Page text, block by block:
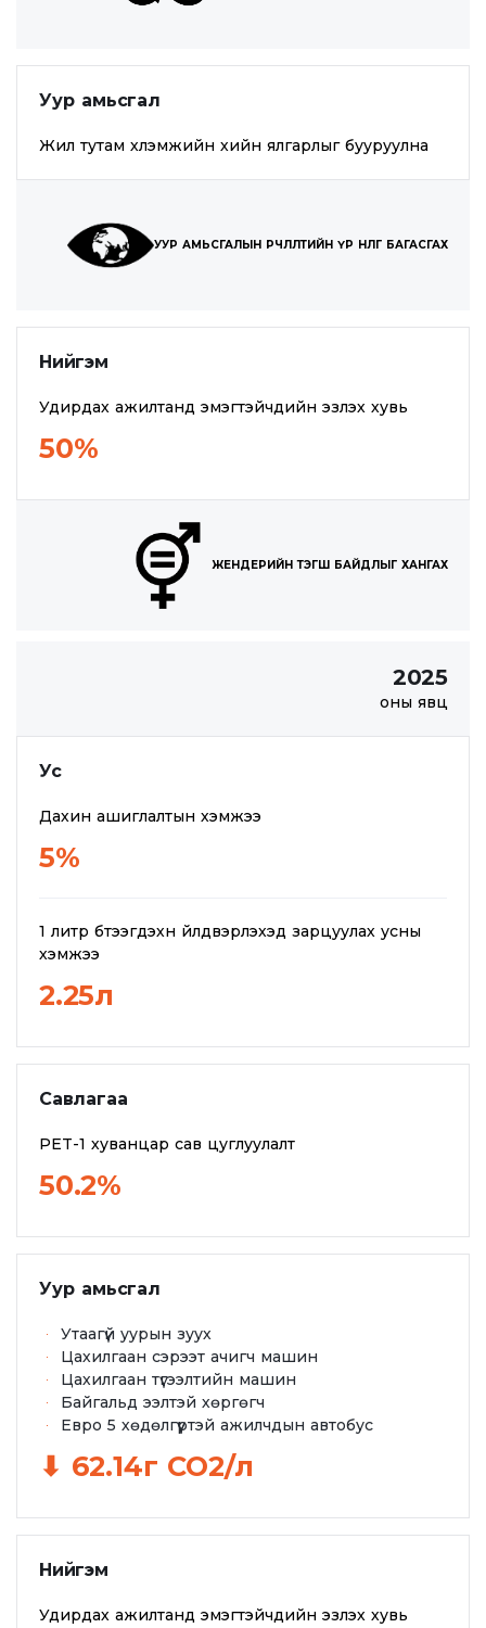
Уур амьсгал
Жил тутам хүлэмжийн хийн ялгарлыг бууруулна
УУР АМЬСГАЛЫН ӨӨРЧЛӨЛТИЙН ҮР НӨЛӨӨГ БАГАСГАХ
Нийгэм
Удирдах ажилтанд эмэгтэйчүүдийн эзлэх хувь
50%
ЖЕНДЕРИЙН ТЭГШ БАЙДЛЫГ ХАНГАХ
2025
оны явц
Ус
Дахин ашиглалтын хэмжээ
5%
1 литр бүтээгдэхүүн үйлдвэрлэхэд зарцуулах усны
хэмжээ
2.25л
Савлагаа
PET-1 хуванцар сав цуглуулалт
50.2%
Уур амьсгал
Утаагүй уурын зуух
Цахилгаан сэрээт ачигч машин
Цахилгаан түгээлтийн машин
Байгальд ээлтэй хөргөгч
Евро 5 хөдөлгүүртэй ажилчдын автобус
⬇ 62.14г СО2/л
Нийгэм
Удирдах ажилтанд эмэгтэйчүүдийн эзлэх хувь